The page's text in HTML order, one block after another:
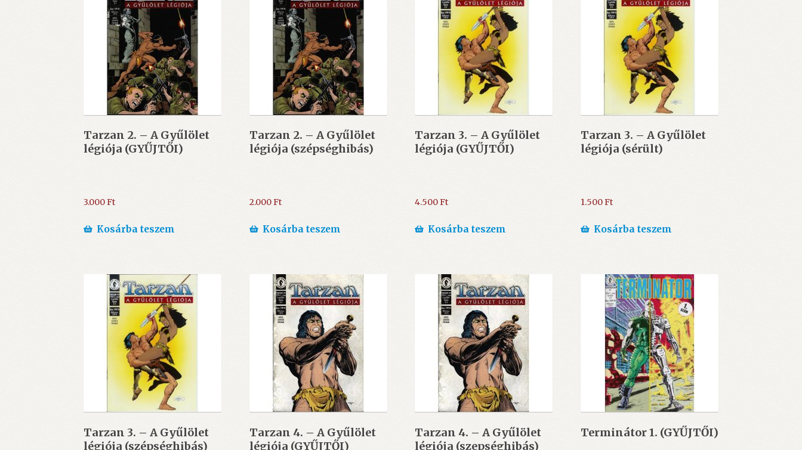
Tarzan 2. – A Gyűlölet
légiója (GYŰJTŐI)
3.000Ft
Kosárba teszem
Tarzan 2. – A Gyűlölet
légiója (szépséghibás)
2.000Ft
Kosárba teszem
Tarzan 3. – A Gyűlölet
légiója (GYŰJTŐI)
4.500Ft
Kosárba teszem
Tarzan 3. – A Gyűlölet
légiója (sérült)
1.500Ft
Kosárba teszem
Tarzan 3. – A Gyűlölet
légiója (szépséghibás)
Tarzan 4. – A Gyűlölet
légiója (GYŰJTŐI)
Tarzan 4. – A Gyűlölet
légiója (szepséghibás)
Terminátor 1. (GYŰJTŐI)